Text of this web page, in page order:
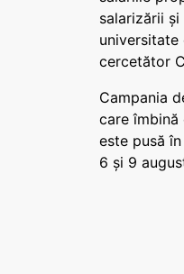
salarizării
universitate
cercetător
Campania
care
este pusă
6 și 9